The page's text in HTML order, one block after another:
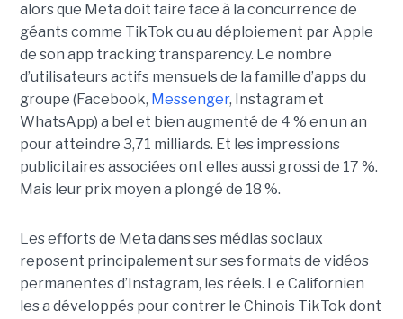
alors que Meta doit faire face à la concurrence de
géants comme TikTok ou au déploiement par Apple
de son app tracking transparency. Le nombre
d’utilisateurs actifs mensuels de la famille d’apps du
groupe (Facebook, Messenger, Instagram et
WhatsApp) a bel et bien augmenté de 4 % en un an
pour atteindre 3,71 milliards. Et les impressions
publicitaires associées ont elles aussi grossi de 17 %.
Mais leur prix moyen a plongé de 18 %.
Les efforts de Meta dans ses médias sociaux
reposent principalement sur ses formats de vidéos
permanentes d’Instagram, les réels. Le Californien
les a développés pour contrer le Chinois TikTok dont